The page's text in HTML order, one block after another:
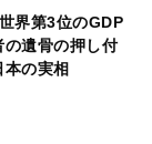
界第3位のGDP
の遺骨の押し付
本の実相